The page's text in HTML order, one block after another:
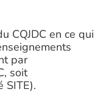
CQJDC en ce qui
par
soit
SITE).